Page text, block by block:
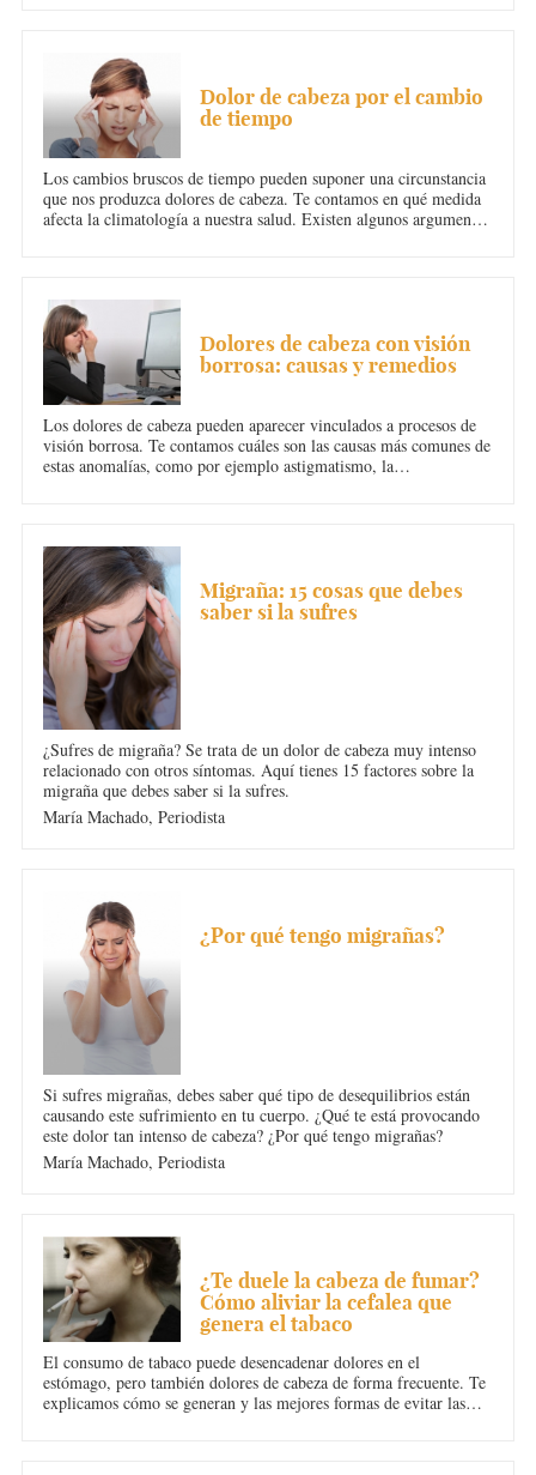
Dolor de cabeza por el cambio
de tiempo
Los cambios bruscos de tiempo pueden suponer una circunstancia
que nos produzca dolores de cabeza. Te contamos en qué medida
afecta la climatología a nuestra salud. Existen algunos argumentos
Dolores de cabeza con visión
borrosa: causas y remedios
Los dolores de cabeza pueden aparecer vinculados a procesos de
visión borrosa. Te contamos cuáles son las causas más comunes de
estas anomalías, como por ejemplo astigmatismo, la
Migraña: 15 cosas que debes
saber si la sufres
¿Sufres de migraña? Se trata de un dolor de cabeza muy intenso
relacionado con otros síntomas. Aquí tienes 15 factores sobre la
migraña que debes saber si la sufres.
María Machado,Periodista
¿Por qué tengo migrañas?
Si sufres migrañas, debes saber qué tipo de desequilibrios están
causando este sufrimiento en tu cuerpo. ¿Qué te está provocando
este dolor tan intenso de cabeza? ¿Por qué tengo migrañas?
María Machado,Periodista
¿Te duele la cabeza de fumar?
Cómo aliviar la cefalea que
genera el tabaco
El consumo de tabaco puede desencadenar dolores en el
estómago, pero también dolores de cabeza de forma frecuente. Te
explicamos cómo se generan y las mejores formas de evitar las